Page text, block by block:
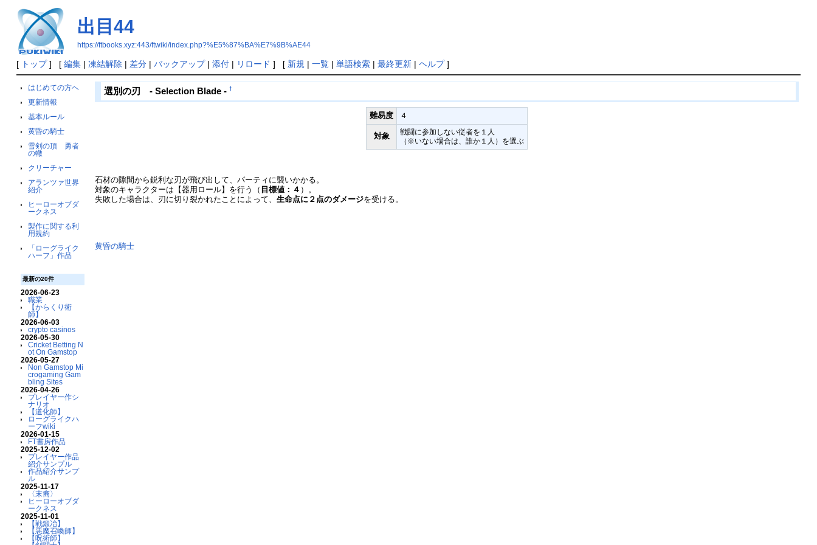
出目44
https://ftbooks.xyz:443/ftwiki/index.php?%E5%87%BA%E7%9B%AE44
[ トップ] [ 編集| 凍結解除 | 差分| バックアップ| 添付| リロード ] [ 新規 | 一覧| 単語検索| 最終更新| ヘルプ]
はじめての方へ
更新情報
基本ルール
黄昏の騎士
雪剣の頂 勇者
の轍
クリーチャー
アランツァ世界
紹介
ヒーローオブダ
ークネス
製作に関する利
用規約
「ローグライク
ハーフ」作品
最新の20件
2026-06-23
職業
【からくり術
師】
2026-06-03
crypto casinos
2026-05-30
Cricket Betting N
ot On Gamstop
2026-05-27
Non Gamstop Mi
crogaming Gam
bling Sites
2026-04-26
プレイヤー作シ
ナリオ
【道化師】
ローグライクハ
ーフwiki
2026-01-15
FT書房作品
2025-12-02
プレイヤー作品
紹介サンプル
作品紹介サンプ
ル
2025-11-17
〈末裔〉
ヒーローオブダ
ークネス
2025-11-01
【戦鍛冶】
【悪魔召喚師】
【呪術師】
選別の刃 - Selection Blade - †
難易度 ４
対象
戦闘に参加しない従者を１人
（※いない場合は、誰か１人）を選ぶ
石材の隙間から鋭利な刃が飛び出して、パーティに襲いかかる。
対象のキャラクターは【器用ロール】を行う（ 目標値：４ ）。
失敗した場合は、刃に切り裂かれたことによって、生命点に２点のダメージを受ける。
黄昏の騎士